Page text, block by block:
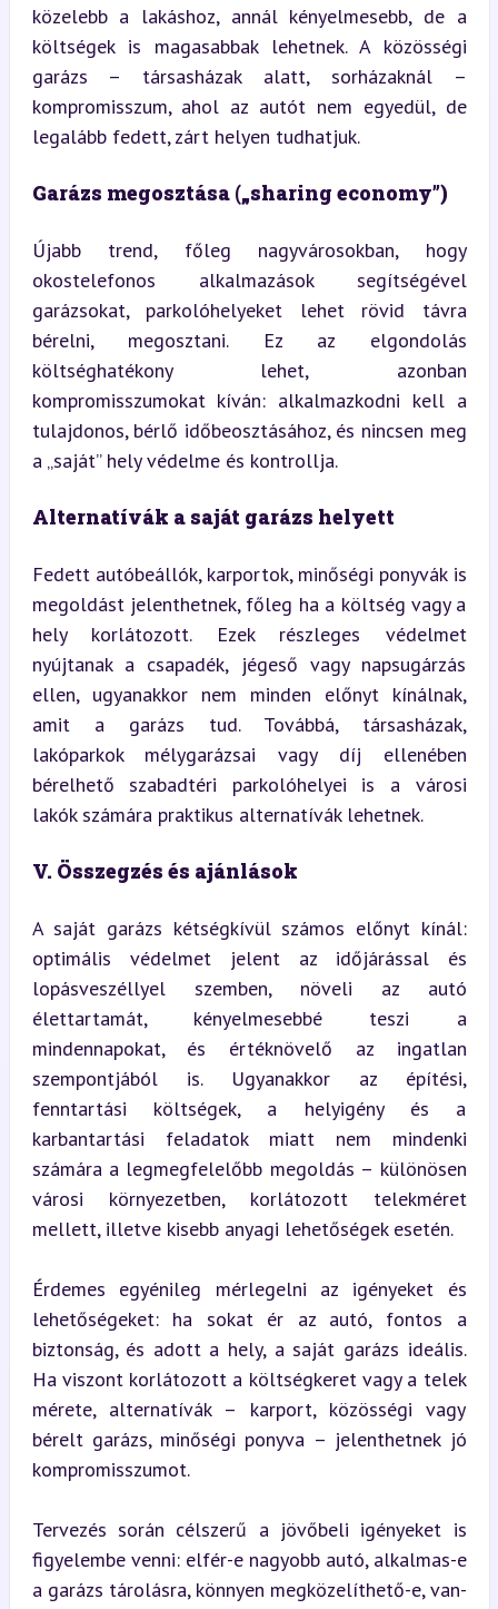
közelebb a lakáshoz, annál kényelmesebb, de a
költségek is magasabbak lehetnek. A közösségi
garázs – társasházak alatt, sorházaknál –
kompromisszum, ahol az autót nem egyedül, de
legalább fedett, zárt helyen tudhatjuk.
Garázs megosztása („sharing economy”)
Újabb trend, főleg nagyvárosokban, hogy
okostelefonos alkalmazások segítségével
garázsokat, parkolóhelyeket lehet rövid távra
bérelni, megosztani. Ez az elgondolás
költséghatékony lehet, azonban
kompromisszumokat kíván: alkalmazkodni kell a
tulajdonos, bérlő időbeosztásához, és nincsen meg
a „saját” hely védelme és kontrollja.
Alternatívák a saját garázs helyett
Fedett autóbeállók, karportok, minőségi ponyvák is
megoldást jelenthetnek, főleg ha a költség vagy a
hely korlátozott. Ezek részleges védelmet
nyújtanak a csapadék, jégeső vagy napsugárzás
ellen, ugyanakkor nem minden előnyt kínálnak,
amit a garázs tud. Továbbá, társasházak,
lakóparkok mélygarázsai vagy díj ellenében
bérelhető szabadtéri parkolóhelyei is a városi
lakók számára praktikus alternatívák lehetnek.
V. Összegzés és ajánlások
A saját garázs kétségkívül számos előnyt kínál:
optimális védelmet jelent az időjárással és
lopásveszéllyel szemben, növeli az autó
élettartamát, kényelmesebbé teszi a
mindennapokat, és értéknövelő az ingatlan
szempontjából is. Ugyanakkor az építési,
fenntartási költségek, a helyigény és a
karbantartási feladatok miatt nem mindenki
számára a legmegfelelőbb megoldás – különösen
városi környezetben, korlátozott telekméret
mellett, illetve kisebb anyagi lehetőségek esetén.
Érdemes egyénileg mérlegelni az igényeket és
lehetőségeket: ha sokat ér az autó, fontos a
biztonság, és adott a hely, a saját garázs ideális.
Ha viszont korlátozott a költségkeret vagy a telek
mérete, alternatívák – karport, közösségi vagy
bérelt garázs, minőségi ponyva – jelenthetnek jó
kompromisszumot.
Tervezés során célszerű a jövőbeli igényeket is
figyelembe venni: elfér-e nagyobb autó, alkalmas-e
a garázs tárolásra, könnyen megközelíthető-e, van-